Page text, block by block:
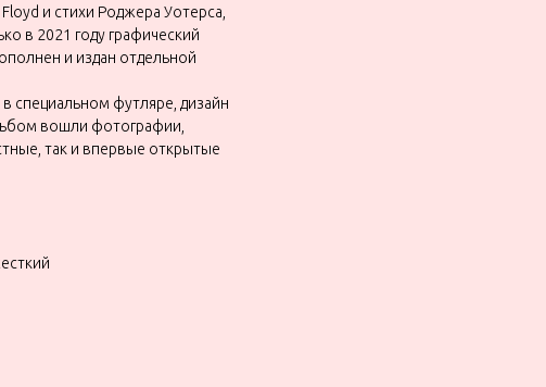
и стихи Роджера Уотерса,
в 2021 году графический
и издан отдельной
специальном футляре, дизайн
вошли фотографии,
так и впервые открытые